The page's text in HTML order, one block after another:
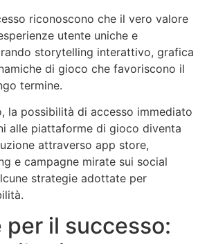
riconoscono che il vero valore
utente uniche e
storytelling interattivo, grafica
di gioco che favoriscono il
termine.
la possibilità di accesso immediato
alle piattaforme di gioco diventa
attraverso app store,
e campagne mirate sui social
strategie adottate per
per il successo: